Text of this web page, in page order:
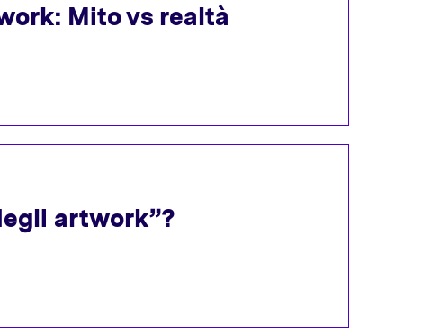
Mito vs realtà
artwork”?